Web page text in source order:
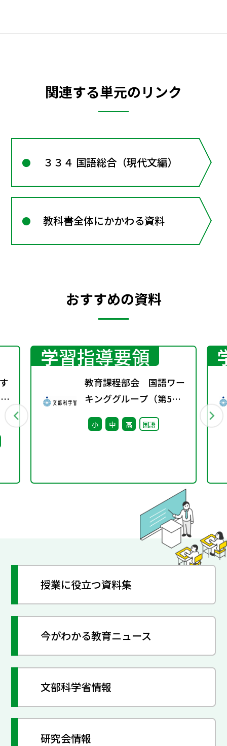
関連する単元のリンク
３３４ 国語総合（現代文編）
教科書全体にかかわる資料
おすすめの資料
学習指導要領
教育課程部会 国語ワー
キンググループ（第5
回） 配付資料
小 中 高 国語
授業に役立つ資料集
今がわかる教育ニュース
文部科学省情報
研究会情報